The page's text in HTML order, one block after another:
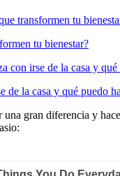
tu bienestar?
de la casa y qué puedo
gran diferencia y